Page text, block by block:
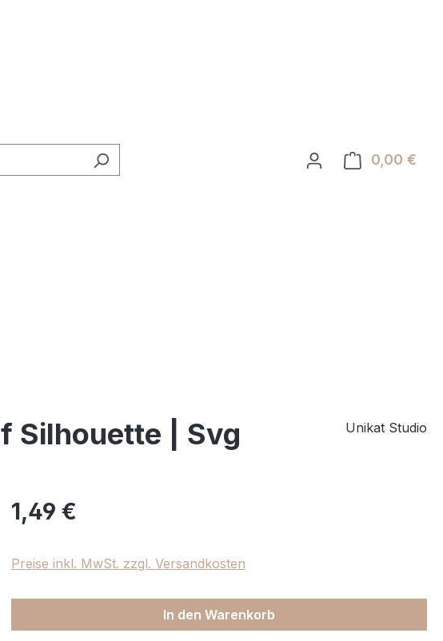
0,00 €
Silhouette | Svg Unikat Studio
Regulärer Preis:
1,49 €
Preise inkl. MwSt. zzgl. Versandkosten
In den Warenkorb